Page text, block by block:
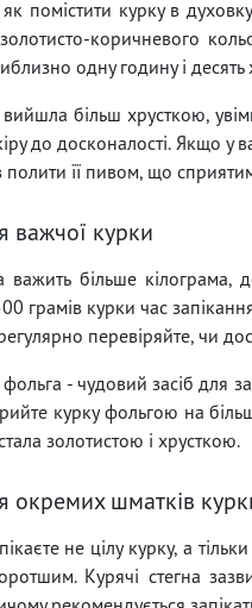
помістити курку в
коричневого
одну годину і
більш хрусткою,
до досконалості. Якщо у
полити її пивом, що
важчої курки
більше кілограма,
грамів курки час
регулярно перевіряйте, чи
- чудовий засіб для
курку фольгою на
золотистою і хрусткою.
окремих шматків
не цілу курку, а
Курячі стегна